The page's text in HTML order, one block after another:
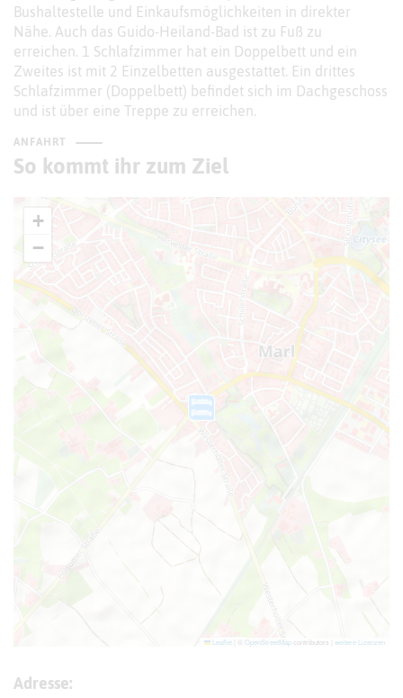
Bushaltestelle und Einkaufsmöglichkeiten in direkter
Nähe. Auch das Guido-Heiland-Bad ist zu Fuß zu
erreichen. 1 Schlafzimmer hat ein Doppelbett und ein
Zweites ist mit 2 Einzelbetten ausgestattet. Ein drittes
Schlafzimmer (Doppelbett) befindet sich im Dachgeschoss
und ist über eine Treppe zu erreichen.
ANFAHRT
So kommt ihr zum Ziel
+
−
Leaflet OpenStreetMapcontributors | weitere Lizenzen
Adresse: